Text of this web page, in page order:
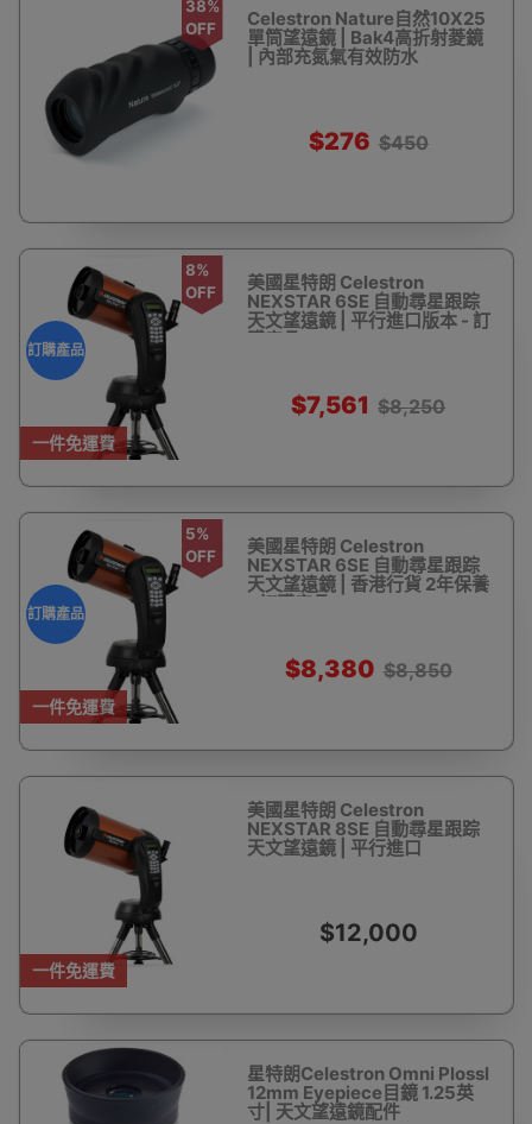
38%
OFF
Celestron Nature自然10X25
單筒望遠鏡 | Bak4高折射菱鏡
| 內部充氮氣有效防水
$276 $450
一件免運費
訂購產品
8%
OFF
美國星特朗 Celestron
NEXSTAR 6SE 自動尋星跟踪
天文望遠鏡 | 平行進口版本 - 訂
購產品
$7,561 $8,250
一件免運費
訂購產品
5%
OFF
美國星特朗 Celestron
NEXSTAR 6SE 自動尋星跟踪
天文望遠鏡 | 香港行貨 2年保養
- 訂購產品
$8,380 $8,850
一件免運費
美國星特朗 Celestron
NEXSTAR 8SE 自動尋星跟踪
天文望遠鏡 | 平行進口
$12,000
星特朗Celestron Omni Plossl
12mm Eyepiece目鏡 1.25英
寸| 天文望遠鏡配件